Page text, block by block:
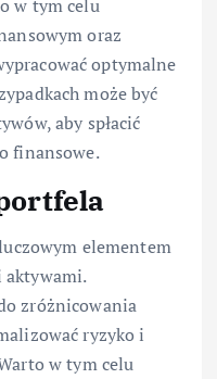
w tym celu
oraz
optymalne
może być
aby spłacić
finansowe.
elementem
aktywami.
zróżnicowania
ryzyko i
w tym celu